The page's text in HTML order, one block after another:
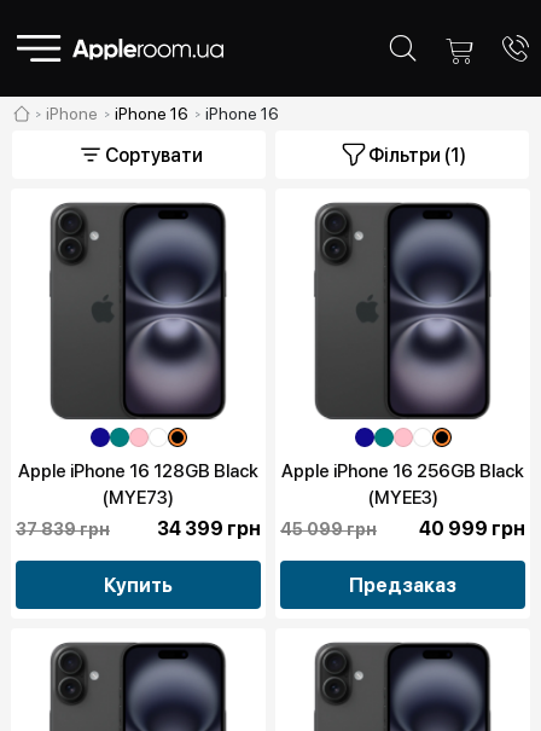
iPhone iPhone 16 iPhone 16
Сортувати Фільтри (1)
Apple iPhone 16 128GB Black
(MYE73)
37 839 грн 34 399 грн
Купить
Apple iPhone 16 256GB Black
(MYEE3)
45 099 грн 40 999 грн
Предзаказ